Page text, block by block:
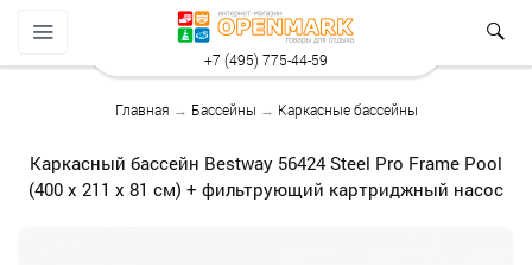
+7 (495) 775-44-59
Главная → Бассейны → Каркасные бассейны
Каркасный бассейн Bestway 56424 Steel Pro Frame Pool
(400 х 211 х 81 см) + фильтрующий картриджный насос